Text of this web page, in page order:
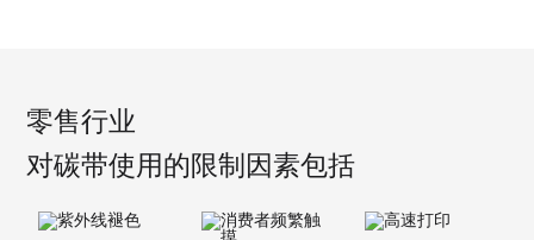
零售行业
对碳带使用的限制因素包括